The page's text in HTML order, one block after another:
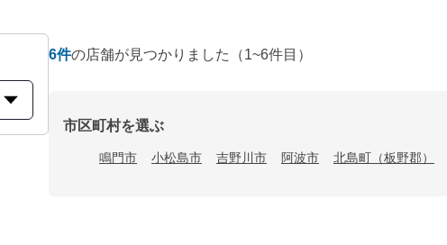
6件の店舗が見つかりました （1~6件目）
市区町村を選ぶ
鳴門市 小松島市 吉野川市 阿波市 北島町（板野郡）